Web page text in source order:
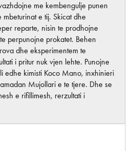
me kembengulje punen
e tij. Skicat dhe
reparte, nisin te prodhojne
perpunojne prokatet. Behen
dhe eksperimentem te
i pritur nuk vjen lehte. Punojne
edhe kimisti Koco Mano, inxhinieri
Mujollari e te tjere. Dhe se
e rifillimesh, rerzultati i